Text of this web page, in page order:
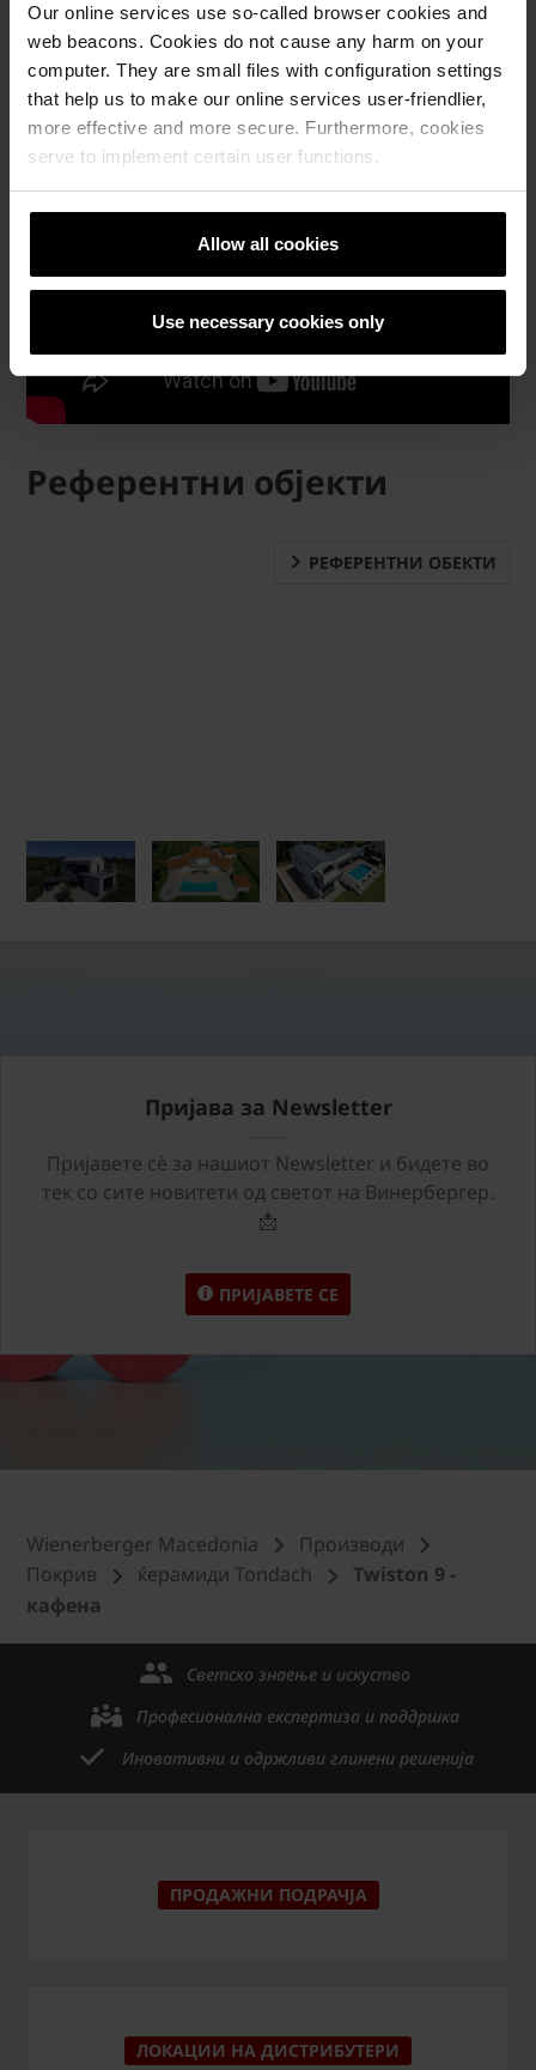
Our online services use so-called browser cookies and
web beacons. Cookies do not cause any harm on your
computer. They are small files with configuration settings
that help us to make our online services user-friendlier,
more effective and more secure. Furthermore, cookies
serve to implement certain user functions.
Allow all cookies
Use necessary cookies only
технички
материјали
Референтни објекти
РЕФЕРЕНТНИ ОБЕКТИ
Пријава за Newsletter
Пријавете сѐ за нашиот Newsletter и бидете во
тек со сите новитети од светот на Винербергер.
📩
ПРИЈАВЕТЕ СЕ
Wienerberger Macedonia
Производи
Покрив
ќерамиди Tondach
Twiston 9 -
кафена
Светско знаење и искуство
Професионална експертиза и поддршка
Иновативни и одржливи глинени решенија
ПРОДАЖНИ ПОДРАЧЈА
ЛОКАЦИИ НА ДИСТРИБУТЕРИ